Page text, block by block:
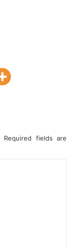
Required fields are